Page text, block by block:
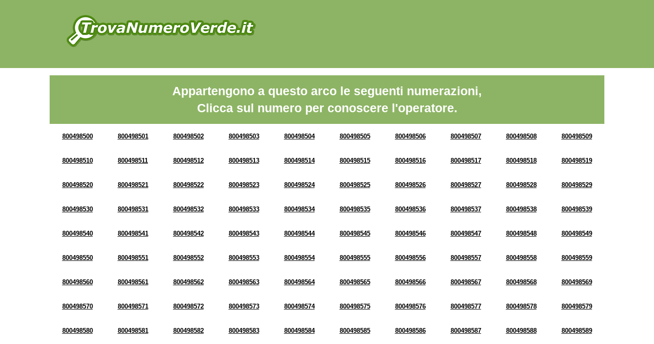
Appartengono a questo arco le seguenti numerazioni,
Clicca sul numero per conoscere l'operatore.
800498500 800498501 800498502 800498503 800498504 800498505 800498506 800498507 800498508 800498509
800498510 800498511 800498512 800498513 800498514 800498515 800498516 800498517 800498518 800498519
800498520 800498521 800498522 800498523 800498524 800498525 800498526 800498527 800498528 800498529
800498530 800498531 800498532 800498533 800498534 800498535 800498536 800498537 800498538 800498539
800498540 800498541 800498542 800498543 800498544 800498545 800498546 800498547 800498548 800498549
800498550 800498551 800498552 800498553 800498554 800498555 800498556 800498557 800498558 800498559
800498560 800498561 800498562 800498563 800498564 800498565 800498566 800498567 800498568 800498569
800498570 800498571 800498572 800498573 800498574 800498575 800498576 800498577 800498578 800498579
800498580 800498581 800498582 800498583 800498584 800498585 800498586 800498587 800498588 800498589